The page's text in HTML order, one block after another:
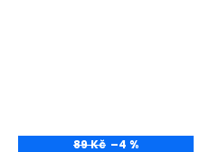
89 Kč –4 %